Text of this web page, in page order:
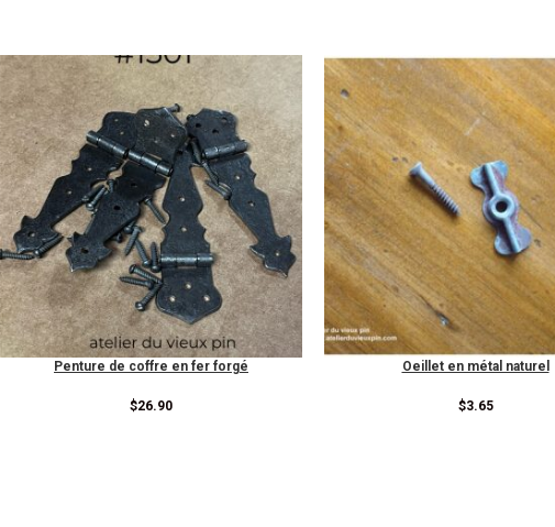
Penture de coffre en fer forgé
$26.90
Oeillet en métal naturel
$3.65